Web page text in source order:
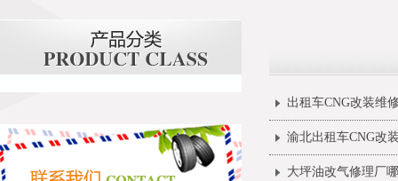
出租车CNG改装维
渝北出租车CNG改
大坪油改气修理厂